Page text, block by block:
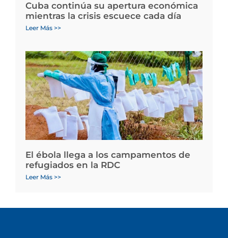
Cuba continúa su apertura económica
mientras la crisis escuece cada día
Leer Más >>
El ébola llega a los campamentos de
refugiados en la RDC
Leer Más >>